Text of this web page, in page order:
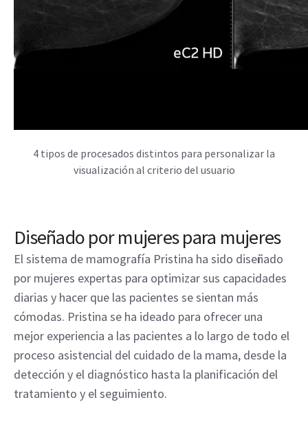
El control de artefactos reduce en gran medida la
propagación de clips/microcálculos, en perjuicio de un
tiempo de cálculo adicional (ASiR tarda más que la
reconstrucción de la FBP)
Diseñado por mujeres para mujeres